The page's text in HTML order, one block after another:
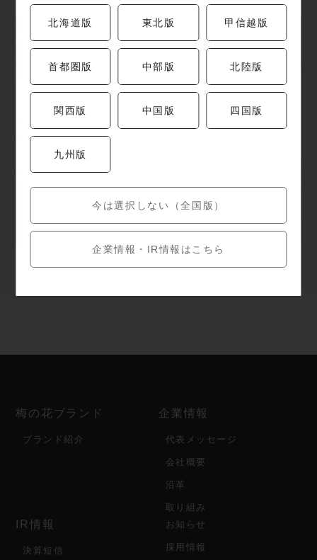
北海道版 東北版 甲信越版
首都圏版 中部版 北陸版
関西版 中国版 四国版
九州版
今は選択しない（全国版）
企業情報・IR情報はこちら
梅の花ブランド
ブランド紹介
企業情報
代表メッセージ
会社概要
沿革
取り組み
IR情報
決算短信
お知らせ
採用情報